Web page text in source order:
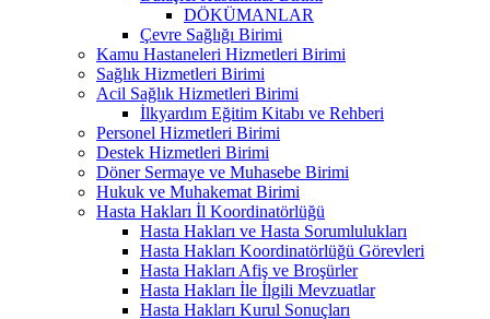
DÖKÜMANLAR
Çevre Sağlığı Birimi
Kamu Hastaneleri Hizmetleri Birimi
Sağlık Hizmetleri Birimi
Acil Sağlık Hizmetleri Birimi
İlkyardım Eğitim Kitabı ve Rehberi
Personel Hizmetleri Birimi
Destek Hizmetleri Birimi
Döner Sermaye ve Muhasebe Birimi
Hukuk ve Muhakemat Birimi
Hasta Hakları İl Koordinatörlüğü
Hasta Hakları ve Hasta Sorumlulukları
Hasta Hakları Koordinatörlüğü Görevleri
Hasta Hakları Afiş ve Broşürler
Hasta Hakları İle İlgili Mevzuatlar
Hasta Hakları Kurul Sonuçları